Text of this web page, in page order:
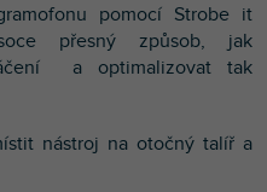
pomocí Strobe it
přesný způsob, jak
a optimalizovat tak
nástroj na otočný talíř a